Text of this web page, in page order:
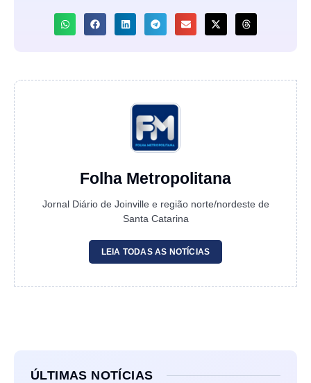
Folha Metropolitana
Jornal Diário de Joinville e região norte/nordeste de
Santa Catarina
LEIA TODAS AS NOTÍCIAS
ÚLTIMAS NOTÍCIAS